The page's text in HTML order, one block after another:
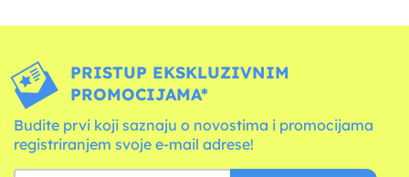
PRISTUP EKSKLUZIVNIM
PROMOCIJAMA*
Budite prvi koji saznaju o novostima i promocijama
registriranjem svoje e-mail adrese!